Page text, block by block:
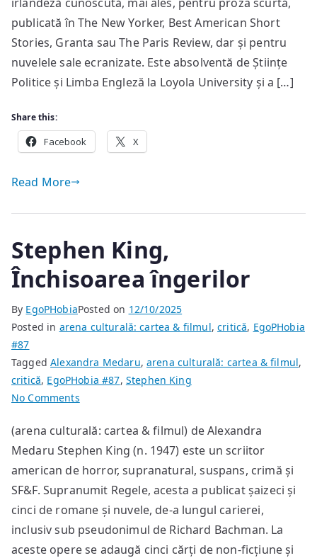
things
like
publicată în The New Yorker, Best American Short
Stories, Granta sau The Paris Review, dar și pentru
nuvelele sale ecranizate. Este absolventă de Științe
Politice și Limba Engleză la Loyola University și a […]
Share this:
Facebook X
Read More
Stephen King,
Închisoarea îngerilor
By EgoPHobiaPosted on 12/10/2025
Posted in arena culturală: cartea & filmul,critică, EgoPHobia
#87
TaggedAlexandra Medaru,arena culturală: cartea & filmul,
critică, EgoPHobia #87, Stephen King
No Commentson
King,
Închisoarea
îngerilor
(arena culturală: cartea & filmul) de Alexandra
Medaru Stephen King (n. 1947) este un scriitor
american de horror, supranatural, suspans, crimă și
SF&F. Supranumit Regele, acesta a publicat șaizeci și
cinci de romane și nuvele, de-a lungul carierei,
inclusiv sub pseudonimul de Richard Bachman. La
aceste opere se adaugă cinci cărți de non-ficțiune și